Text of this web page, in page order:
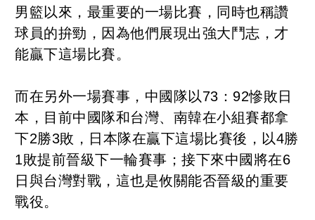
男籃以來，最重要的一場比賽，同時也稱讚
球員的拚勁，因為他們展現出強大鬥志，才
能贏下這場比賽。
而在另外一場賽事，中國隊以73：92慘敗日
本，目前中國隊和台灣、南韓在小組賽都拿
下2勝3敗，日本隊在贏下這場比賽後，以4勝
1敗提前晉級下一輪賽事；接下來中國將在6
日與台灣對戰，這也是攸關能否晉級的重要
戰役。